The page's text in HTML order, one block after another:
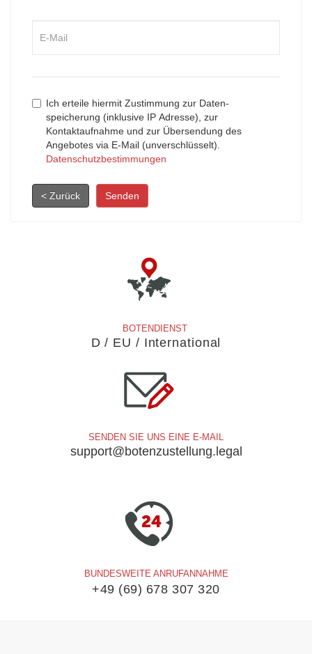
Ich erteile hiermit Zustimmung zur Daten-
speicherung (inklusive IP Adresse), zur
Kontaktaufnahme und zur Übersendung des
Angebotes via E-Mail (unverschlüsselt).
Datenschutzbestimmungen
< Zurück Senden
BOTENDIENST
D / EU / International
SENDEN SIE UNS EINE E-MAIL
support@botenzustellung.legal
BUNDESWEITE ANRUFANNAHME
+49 (69) 678 307 320